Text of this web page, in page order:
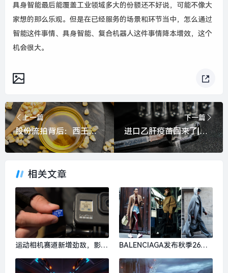
具身智能最后能覆盖工业领域多大的份额还不好说， 可能不像大
家想的那么乐观。但是在已经服务的场景和环节当中，怎么通过
智能这件事情、具身智能、复合机器人这件事情降本增效，这个
机会很大。
上一篇
股份流拍背后：西王食品15亿关联存款何去何从？谁会接盘？|界面新闻 · 证券
下一篇
进口乙肝疫苗回来了|界面新闻
相关文章
运动相机赛道新增劲敌，影石
创始人刘靖康怒斥对手“断指
计划”恶意挖人|界面新闻 · 科
BALENCIAGA发布秋季26系
列，Golden Goose北京旗舰
店启幕｜是日美好事物|界面